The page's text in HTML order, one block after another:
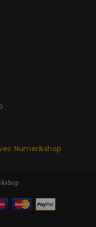
Numerikshop